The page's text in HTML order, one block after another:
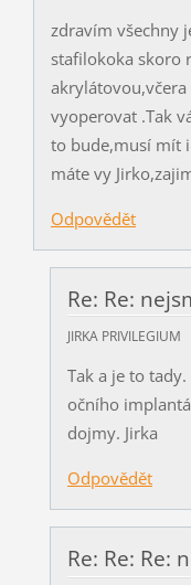
zdravím všechny
stafilokoka skoro
vyoperovat .Tak
to bude,musí mít
máte vy
Odpovědět
Re: Re:
JIRKA PRIVILEGIUM
Tak a je to
očního
dojmy. Jirka
Odpovědět
Re: Re: Re: